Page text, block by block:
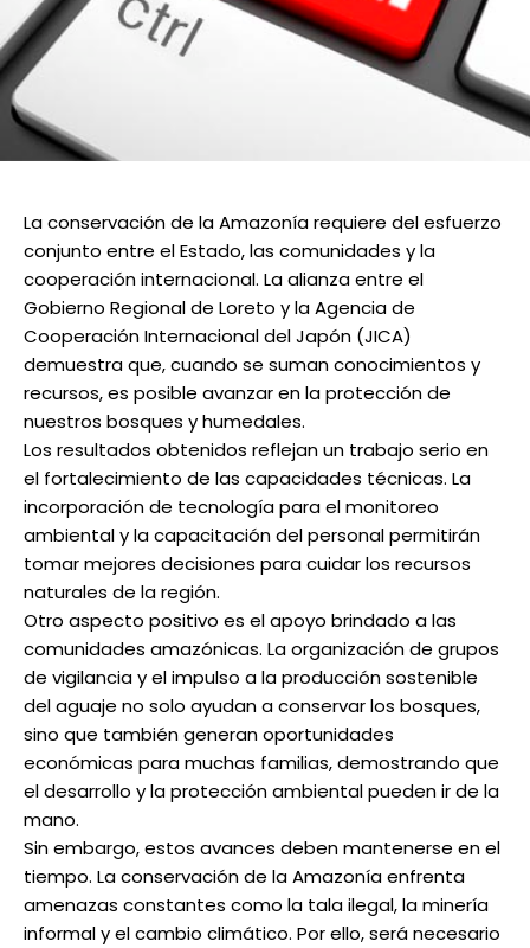
La conservación de la Amazonía requiere del esfuerzo
conjunto entre el Estado, las comunidades y la
cooperación internacional. La alianza entre el
Gobierno Regional de Loreto y la Agencia de
Cooperación Internacional del Japón (JICA)
demuestra que, cuando se suman conocimientos y
recursos, es posible avanzar en la protección de
nuestros bosques y humedales.
Los resultados obtenidos reflejan un trabajo serio en
el fortalecimiento de las capacidades técnicas. La
incorporación de tecnología para el monitoreo
ambiental y la capacitación del personal permitirán
tomar mejores decisiones para cuidar los recursos
naturales de la región.
Otro aspecto positivo es el apoyo brindado a las
comunidades amazónicas. La organización de grupos
de vigilancia y el impulso a la producción sostenible
del aguaje no solo ayudan a conservar los bosques,
sino que también generan oportunidades
económicas para muchas familias, demostrando que
el desarrollo y la protección ambiental pueden ir de la
mano.
Sin embargo, estos avances deben mantenerse en el
tiempo. La conservación de la Amazonía enfrenta
amenazas constantes como la tala ilegal, la minería
informal y el cambio climático. Por ello, será necesario